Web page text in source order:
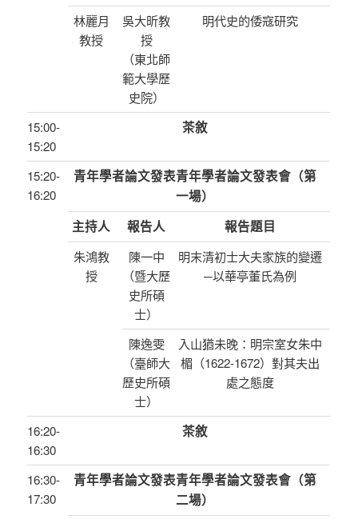
林麗月
教授
吳大昕教
授
（東北師
範大學歷
史院）
明代史的倭寇研究
15:00-
15:20
茶敘
15:20-
16:20
青年學者論文發表青年學者論文發表會（第
一場）
主持人
報告人 報告題目
朱鴻教
授
陳一中
（暨大歷
史所碩
士）
明末清初士大夫家族的變遷
─以華亭董氏為例
陳逸雯
（臺師大
歷史所碩
士）
入山猶未晚：明宗室女朱中
楣（1622-1672）對其夫出
處之態度
16:20-
16:30
茶敘
16:30-
17:30
青年學者論文發表青年學者論文發表會（第
二場）